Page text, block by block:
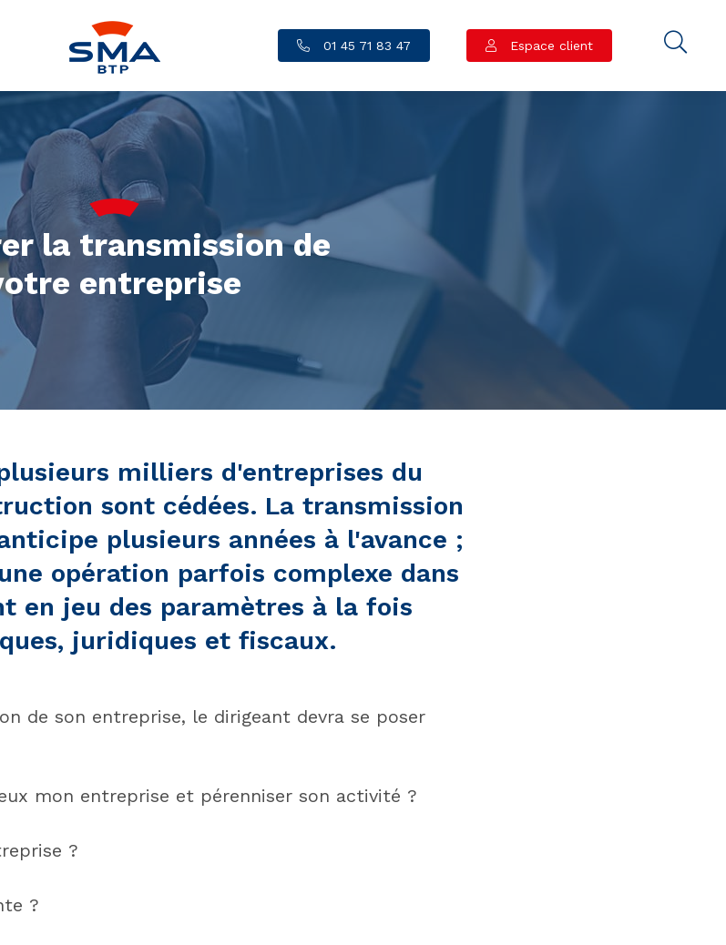
01 45 71 83 47 Espace client
la transmission de
entreprise
milliers d'entreprises du
sont cédées. La transmission
plusieurs années à l'avance ;
opération parfois complexe dans
en jeu des paramètres à la fois
juridiques et fiscaux.
de son entreprise, le dirigeant devra se poser
mon entreprise et pérenniser son activité ?
?
?